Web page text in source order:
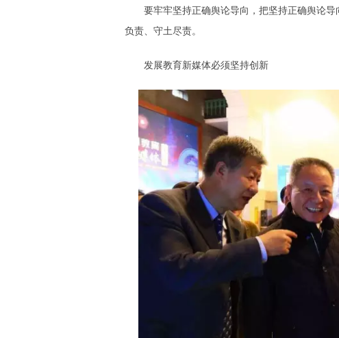
要牢牢坚持正确舆论导向，把坚持正确舆论导
负责、守土尽责。
发展教育新媒体必须坚持创新